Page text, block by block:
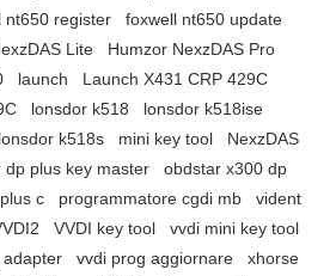
nt650 register
foxwell nt650 update
Lite
Humzor NexzDAS Pro
launch
Launch X431 CRP 429C
lonsdor k518
lonsdor k518ise
lonsdor k518s mini key tool
NexzDAS
dp plus key master
obdstar x300 dp
c programmatore cgdi mb
vident
VVDI key tool
vvdi mini key tool
adapter vvdi prog aggiornare
xhorse